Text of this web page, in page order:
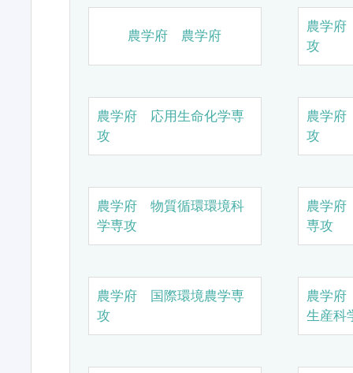
農学府 農学府
農学
攻
農学府 応用生命化学専
攻
農学
攻
農学府 物質循環環境科
学専攻
農学
専攻
農学府 国際環境農学専
攻
農学
生産科